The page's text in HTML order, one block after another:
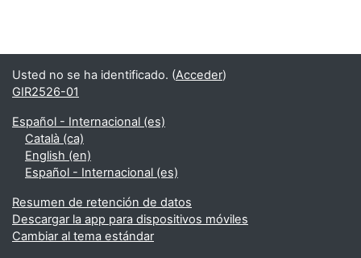
Usted no se ha identificado. (Acceder)
GIR2526-01
Español - Internacional ‎(es)‎
Català ‎(ca)‎
English ‎(en)‎
Español - Internacional ‎(es)‎
Resumen de retención de datos
Descargar la app para dispositivos móviles
Cambiar al tema estándar